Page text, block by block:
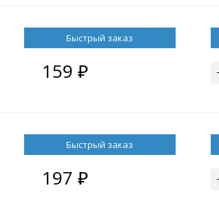
159 ₽
197 ₽